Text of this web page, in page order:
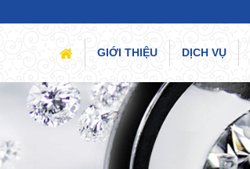
(CURRENT)
GIỚI THIỆU DỊCH VỤ